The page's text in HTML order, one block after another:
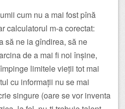
cum nu a mai fost pînă
calculatorul m-a corectat:
să ne ia gîndirea, să ne
de a mai fi noi înșine,
limitele vieții tot mai
cu informații nu se mai
singure (oare se vor inventa